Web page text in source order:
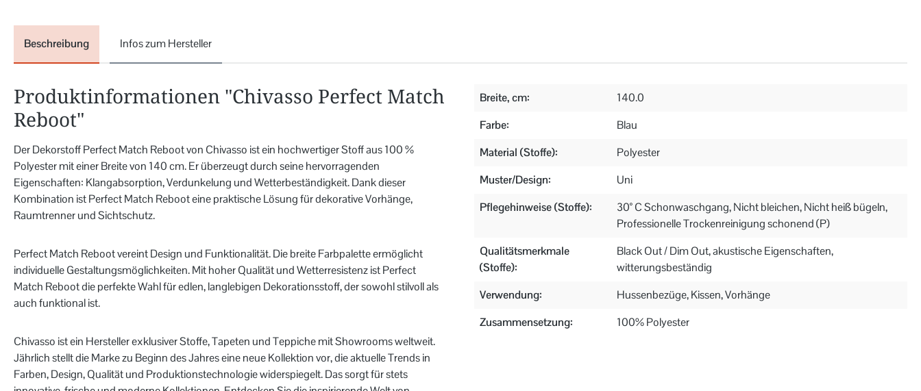
Beschreibung Infos zum Hersteller
Produktinformationen "Chivasso Perfect Match
Reboot"
Der Dekorstoff Perfect Match Reboot von Chivasso ist ein hochwertiger Stoff aus 100 %
Polyester mit einer Breite von 140 cm. Er überzeugt durch seine hervorragenden
Eigenschaften: Klangabsorption, Verdunkelung und Wetterbeständigkeit. Dank dieser
Kombination ist Perfect Match Reboot eine praktische Lösung für dekorative Vorhänge,
Raumtrenner und Sichtschutz.
Perfect Match Reboot vereint Design und Funktionalität. Die breite Farbpalette ermöglicht
individuelle Gestaltungsmöglichkeiten. Mit hoher Qualität und Wetterresistenz ist Perfect
Match Reboot die perfekte Wahl für edlen, langlebigen Dekorationsstoff, der sowohl stilvoll als
auch funktional ist.
Chivasso ist ein Hersteller exklusiver Stoffe, Tapeten und Teppiche mit Showrooms weltweit.
Jährlich stellt die Marke zu Beginn des Jahres eine neue Kollektion vor, die aktuelle Trends in
Farben, Design, Qualität und Produktionstechnologie widerspiegelt. Das sorgt für stets
Breite, cm:
140.0
Farbe:
Blau
Material (Stoffe):
Polyester
Muster/Design:
Uni
Pflegehinweise (Stoffe):
30° C Schonwaschgang, Nicht bleichen, Nicht heiß bügeln,
Professionelle Trockenreinigung schonend (P)
Qualitätsmerkmale
(Stoffe):
Black Out / Dim Out, akustische Eigenschaften,
witterungsbeständig
Verwendung:
Hussenbezüge, Kissen, Vorhänge
Zusammensetzung:
100% Polyester